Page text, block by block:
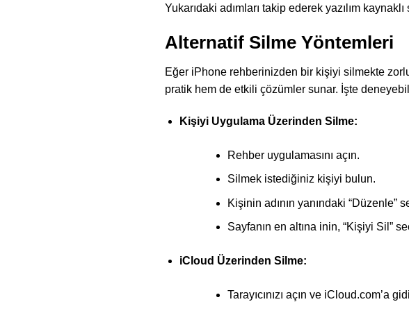
Yukarıdaki adımları takip ederek yazılım
Alternatif Silme Yöntemleri
Eğer iPhone rehberinizden bir kişiyi silmekte
pratik hem de etkili çözümler sunar. İşte
Kişiyi Uygulama Üzerinden Silme:
Rehber uygulamasını açın.
Silmek istediğiniz kişiyi bulun.
Kişinin adının yanındaki “Düzenle”
Sayfanın en altına inin, “Kişiyi Sil”
iCloud Üzerinden Silme:
Tarayıcınızı açın ve iCloud.com’a